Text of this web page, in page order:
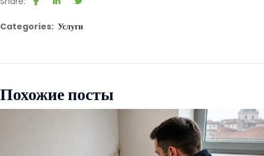
Categories: Услуги
Похожие посты